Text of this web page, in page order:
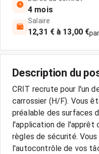
4 mois
Salaire
12,31 € à 13,00 €
Description du
CRIT recrute pour l'un
carrossier (H/F). Vous
préalable des surfaces
l'application de l'apprêt
règles de sécurité.
l'autocontrôle de vos